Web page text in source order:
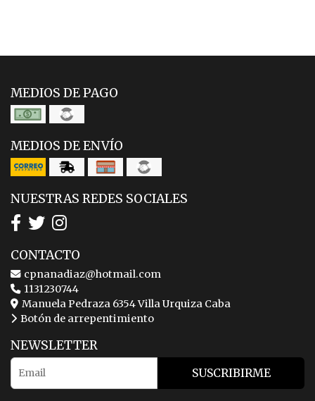
MEDIOS DE PAGO
MEDIOS DE ENVÍO
NUESTRAS REDES SOCIALES
CONTACTO
cpnanadiaz@hotmail.com
1131230744
Manuela Pedraza 6354 Villa Urquiza Caba
Botón de arrepentimiento
NEWSLETTER
SUSCRIBIRME